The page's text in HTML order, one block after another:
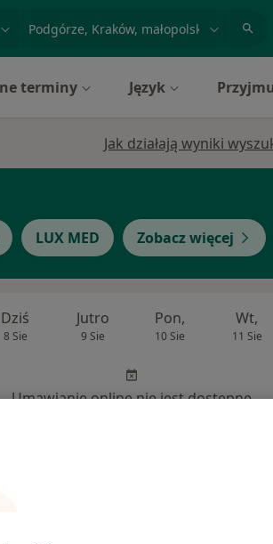
miasto lub dzielnica
terminy Język
Jak działają wyniki
LUX MED Zobacz więcej
Dziś
8 Sie
Jutro
9 Sie
Pon,
10 Sie
Wt,
11 Sie
Umawianie online nie jest dostępne